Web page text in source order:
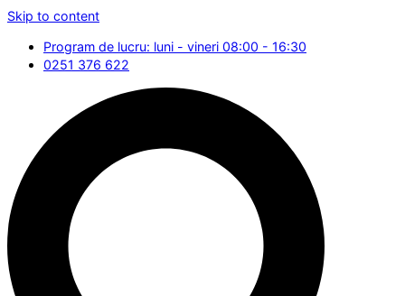
Skip to content
Program de lucru: luni - vineri 08:00 - 16:30
0251 376 622